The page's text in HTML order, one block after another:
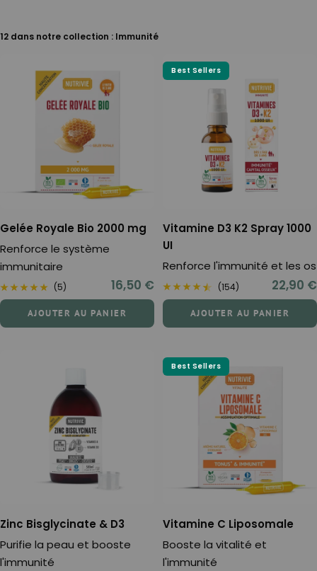
12 dans notre collection : Immunité
Gelée Royale Bio 2000 mg
Renforce le système
immunitaire
(5)
Prix
de
vente
16,50 €
AJOUTER AU PANIER
Best Sellers
Vitamine D3 K2 Spray 1000
UI
Renforce l'immunité et les os
(154)
Prix
de
vente
22,90 €
AJOUTER AU PANIER
Zinc Bisglycinate & D3
Purifie la peau et booste
l'immunité
Best Sellers
Vitamine C Liposomale
Booste la vitalité et
l'immunité